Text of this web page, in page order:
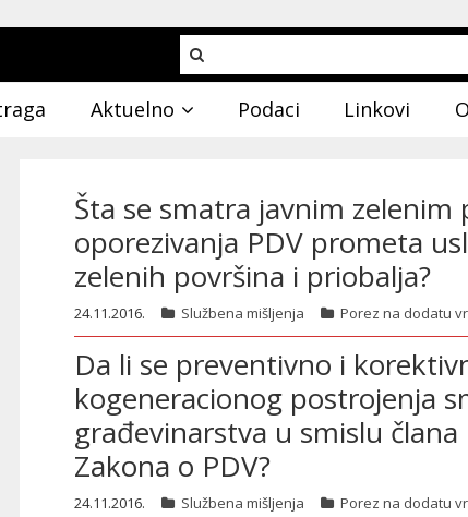
Aktuelno Podaci Linkovi
Šta se smatra javnim zelenim
oporezivanja PDV prometa
zelenih površina i priobalja?
24.11.2016. Službena mišljenja Porez na dodatu
Da li se preventivno i
kogeneracionog postrojenja
građevinarstva u smislu
Zakona o PDV?
24.11.2016. Službena mišljenja Porez na dodatu